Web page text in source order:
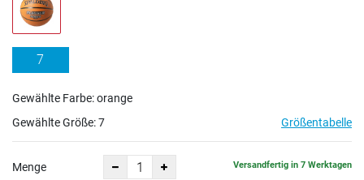
7
Gewählte Farbe: orange
Gewählte Größe:7 Größentabelle
Menge Versandfertig in 7 Werktagen